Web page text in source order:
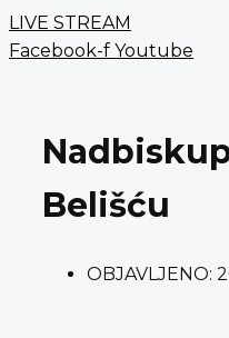
LIVE STREAM
Facebook-f Youtube
Belišću
OBJAVLJENO: